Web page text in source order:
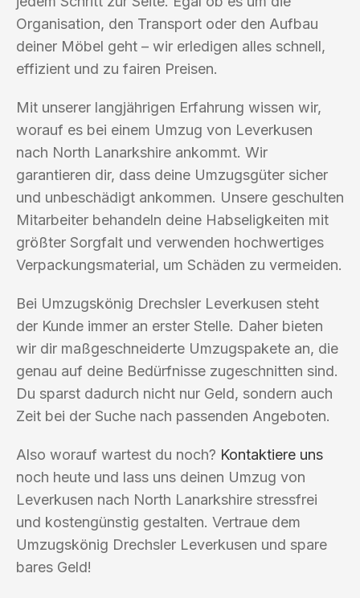
Organisation, den Transport oder den Aufbau
deiner Möbel geht – wir erledigen alles schnell,
effizient und zu fairen Preisen.
Mit unserer langjährigen Erfahrung wissen wir,
worauf es bei einem Umzug von Leverkusen
nach North Lanarkshire ankommt. Wir
garantieren dir, dass deine Umzugsgüter sicher
und unbeschädigt ankommen. Unsere geschulten
Mitarbeiter behandeln deine Habseligkeiten mit
größter Sorgfalt und verwenden hochwertiges
Verpackungsmaterial, um Schäden zu vermeiden.
Bei Umzugskönig Drechsler Leverkusen steht
der Kunde immer an erster Stelle. Daher bieten
wir dir maßgeschneiderte Umzugspakete an, die
genau auf deine Bedürfnisse zugeschnitten sind.
Du sparst dadurch nicht nur Geld, sondern auch
Zeit bei der Suche nach passenden Angeboten.
Also worauf wartest du noch? Kontaktiere uns
noch heute und lass uns deinen Umzug von
Leverkusen nach North Lanarkshire stressfrei
und kostengünstig gestalten. Vertraue dem
Umzugskönig Drechsler Leverkusen und spare
bares Geld!